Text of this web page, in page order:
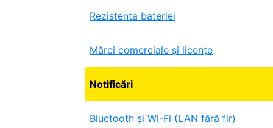
Rezistenta bateriei
Mărci comerciale și licențe
Notificări
Bluetooth și Wi-Fi (LAN fără fir)